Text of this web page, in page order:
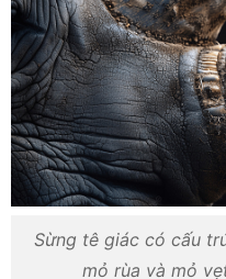
Sừng tê giác có cấu
mỏ rùa và mỏ